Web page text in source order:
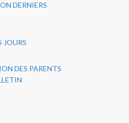
DERNIERS
JOURS
DES PARENTS